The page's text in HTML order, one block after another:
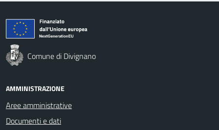
Comune di Divignano
AMMINISTRAZIONE
Aree amministrative
Documenti e dati